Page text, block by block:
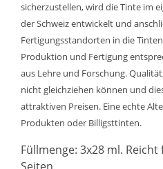
sicherzustellen, wird die Tinte im
der Schweiz entwickelt und
Fertigungsstandorten in die
Produktion und Fertigung
aus Lehre und Forschung.
nicht gleichziehen können und
attraktiven Preisen. Eine echte
Produkten oder Billigsttinten.
Füllmenge: 3x28 ml. Reicht